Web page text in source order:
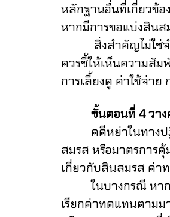
หลักฐานอื่นที่เกี่ยวข้
หากมีการขอแบ่งสินส
สิ่งสำคัญไม่ใช่จำน
ควรชี้ให้เห็นความสัม
การเลี้ยงดู ค่าใช้จ่า
ขั้นตอนที่ 4 วางค
คดีหย่าในทางปฏิบั
สมรส หรือมาตรการ
เกี่ยวกับสินสมรส ค่า
ในบางกรณี หากคดี
เรียกค่าทดแทนตามม